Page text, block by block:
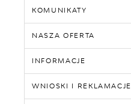
KOMUNIKATY
NASZA OFERTA
INFORMACJE
WNIOSKI I REKLAMACJE